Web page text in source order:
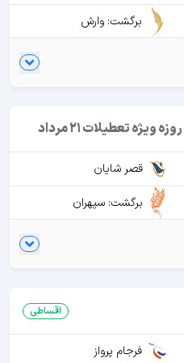
برگشت: وارش
قصر شایان
برگشت: سپهران
اقساطی
فرجام پرواز